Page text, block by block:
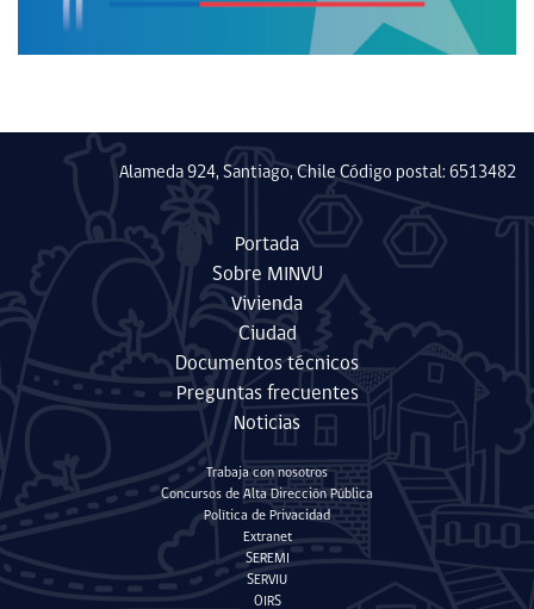
Alameda 924, Santiago, Chile Código postal: 6513482
Portada
Sobre MINVU
Vivienda
Ciudad
Documentos técnicos
Preguntas frecuentes
Noticias
Trabaja con nosotros
Concursos de Alta Dirección Pública
Política de Privacidad
Extranet
SEREMI
SERVIU
OIRS